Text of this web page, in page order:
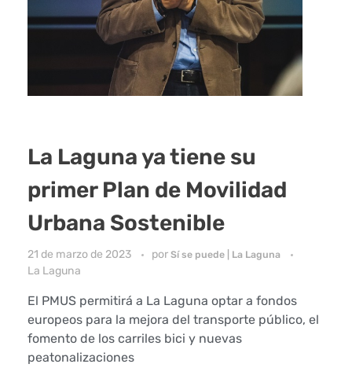
La Laguna ya tiene su
primer Plan de Movilidad
Urbana Sostenible
21 de marzo de 2023 por Sí se puede | La Laguna
La Laguna
El PMUS permitirá a La Laguna optar a fondos
europeos para la mejora del transporte público, el
fomento de los carriles bici y nuevas
peatonalizaciones